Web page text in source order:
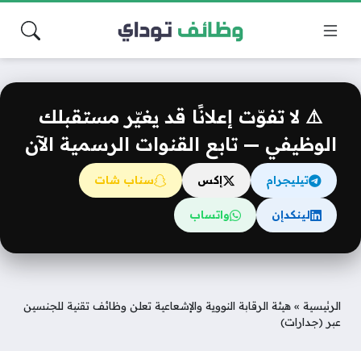
⚠️ لا تفوّت إعلانًا قد يغيّر مستقبلك
الوظيفي — تابع القنوات الرسمية الآن
تيليجرام إكس سناب شات
لينكدإن واتساب
الرئيسية » هيئة الرقابة النووية والإشعاعية تعلن وظائف تقنية للجنسين
عبر (جدارات)